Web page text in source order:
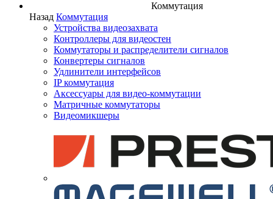
Коммутация
Назад Коммутация
Устройства видеозахвата
Контроллеры для видеостен
Коммутаторы и распределители сигналов
Конвертеры сигналов
Удлинители интерфейсов
IP коммутация
Аксессуары для видео-коммутации
Матричные коммутаторы
Видеомикшеры